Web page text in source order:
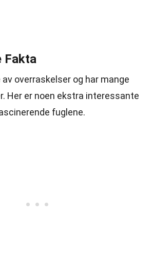
Fakta
overraskelser og har mange
Her er noen ekstra interessante
fuglene.